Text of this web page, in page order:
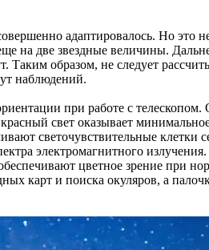
адаптировалось. Но это
на две звездные величины.
образом, не следует
наблюдений.
при работе с
свет оказывает
светочувствительные клетки
электромагнитного
цветное зрение при
карт и поиска окуляров, а